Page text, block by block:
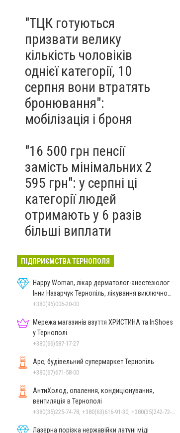
"ТЦК готуються
призвати велику
кількість чоловіків
однієї категорії, 10
серпня вони втратять
бронювання":
мобілізація і броня
"16 500 грн пенсії
замість мінімальних 2
595 грн": у серпні ці
категорії людей
отримають у 6 разів
більші виплати
ПІДПРИЄМСТВА ТЕРНОПОЛЯ
Happy Woman, лікар дерматолог-анестезіолог
Інни Назарчук Тернопіль, лікування виключно
важких станів
+380(96)006-20-00
Мережа магазинів взуття ХРИСТИНА та InShoes
у Тернополі
+380(66)587-17-27
Арс, будівельний супермаркет Тернопіль
+380(67)671-58-00
АнтиХолод, опалення, кондиціонування,
вентиляція в Тернополі
+380(35)225-74-78, +380(63)616-91-30, +380(35)242-72-37
Лазерна порізка нержавійки латуні міді